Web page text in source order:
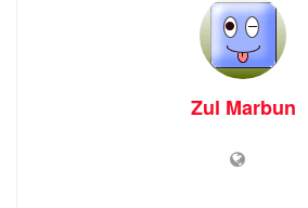
Zul Marbun